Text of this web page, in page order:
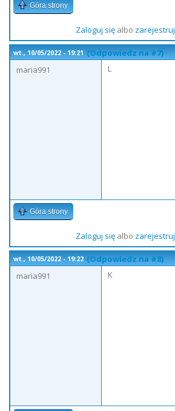
Góra strony
Zaloguj sięalbo zarejestruj
wt., 10/05/2022 - 19:21 (Odpowiedz na #7)
maria991
L
Góra strony
Zaloguj sięalbo zarejestruj
wt., 10/05/2022 - 19:22 (Odpowiedz na #8)
maria991
K